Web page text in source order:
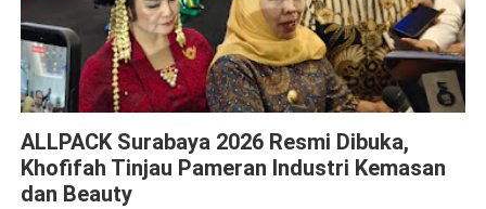
ALLPACK Surabaya 2026 Resmi Dibuka,
Khofifah Tinjau Pameran Industri Kemasan
dan Beauty